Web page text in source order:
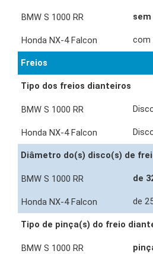
com
Freios
Tipo dos freios dianteiros
Diâmetro do(s) disco(s) de
de
de
Tipo de pinça(s) do freio